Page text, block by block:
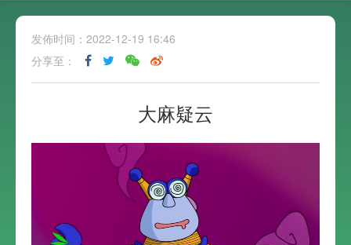
发佈时间：2022-12-19 16:46
分享至：
大麻疑云